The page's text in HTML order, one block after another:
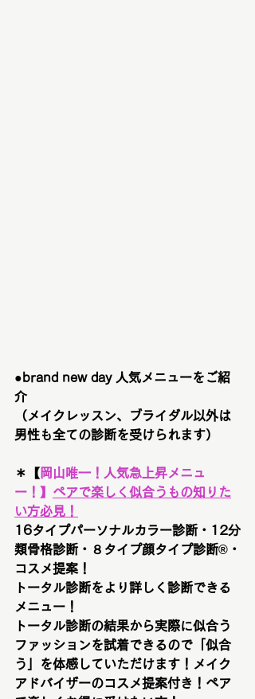
●brand new day 人気メニューをご紹
介
（メイクレッスン、ブライダル以外は
男性も全ての診断を受けられます）
＊【 岡山唯一！ 人気急上昇メニュ
ー！ 】 ペアで楽しく似合うもの知りた
い方必見！
16タイプパーソナルカラー診断・12分
類骨格診断・８タイプ顔タイプ診断®︎・
コスメ提案！
トータル診断をより詳しく診断できる
メニュー！
トータル診断の結果から実際に似合う
ファッションを試着できるので「似合
う」を体感していただけます！メイク
アドバイザーのコスメ提案付き！ペア